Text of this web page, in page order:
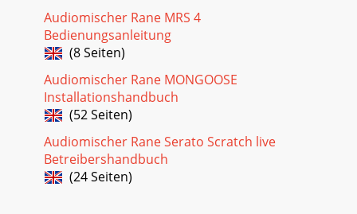
Audiomischer Rane MRS 4
Bedienungsanleitung
(8 Seiten)
Audiomischer Rane MONGOOSE
Installationshandbuch
(52 Seiten)
Audiomischer Rane Serato Scratch live
Betreibershandbuch
(24 Seiten)